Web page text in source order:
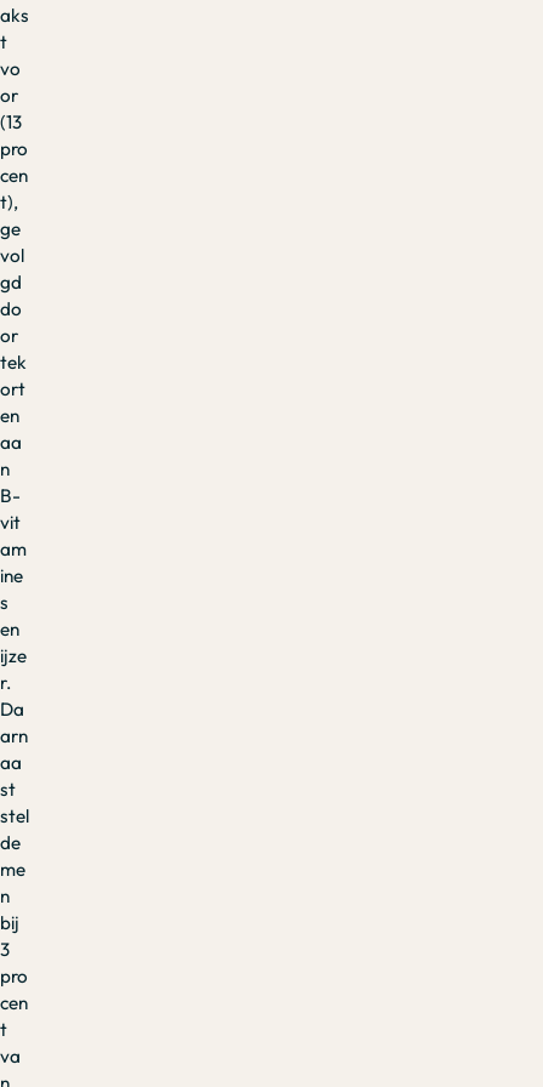
aks
t
vo
or
(13
pro
cen
t),
ge
vol
gd
do
or
tek
ort
en
aa
n
B-
vit
am
ine
s
en
ijze
r.
Da
arn
aa
st
stel
de
me
n
bij
3
pro
cen
t
va